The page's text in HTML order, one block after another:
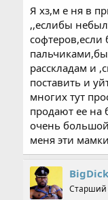
Я хз,м е ня в
,,еслибы
софтеров,если
расскладам и
поставить и
многих тут
продают ее на
очень
меня эти
BigDick
Старший